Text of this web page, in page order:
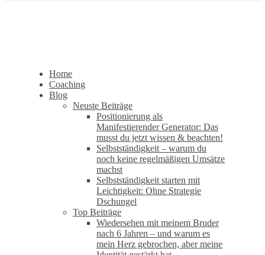
Home
Coaching
Blog
Neuste Beiträge
Positionierung als
Manifestierender Generator: Das
musst du jetzt wissen & beachten!
Selbstständigkeit – warum du
noch keine regelmäßigen Umsätze
machst
Selbstständigkeit starten mit
Leichtigkeit: Ohne Strategie
Dschungel
Top Beiträge
Wiedersehen mit meinem Bruder
nach 6 Jahren – und warum es
mein Herz gebrochen, aber meine